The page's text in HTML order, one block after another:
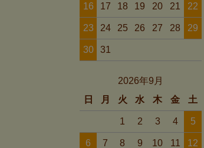
16 17 18 19 20 21 22
23 24 25 26 27 28 29
30 31
2026年9月
日
月 火 水 木 金 土
1 2 3 4 5
6 7 8 9 10 11 12